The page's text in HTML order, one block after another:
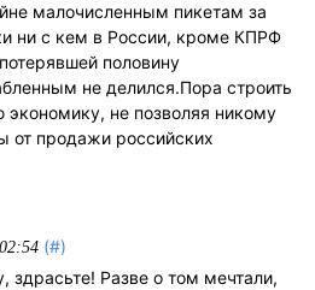
малочисленным пикетам за
ни с кем в России, кроме КПРФ
половину
не делился.Пора строить
не позволяя никому
от продажи российских
(#)
здрасьте! Разве о том мечтали,